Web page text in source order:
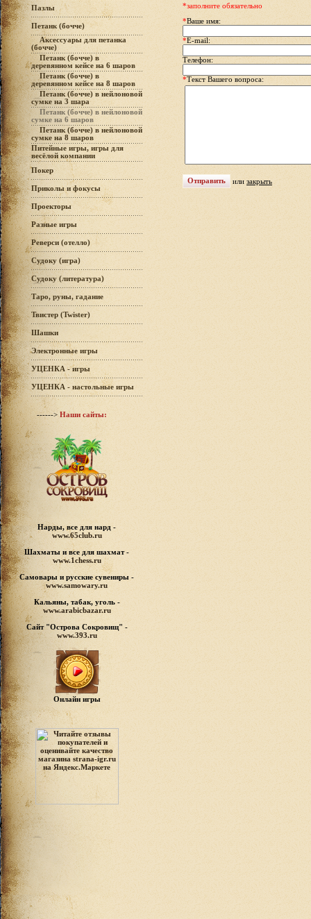
Пазлы
Петанк (бочче)
Аксессуары для петанка
(бочче)
Петанк (бочче) в
деревянном кейсе на 6 шаров
Петанк (бочче) в
деревянном кейсе на 8 шаров
Петанк (бочче) в нейлоновой
сумке на 3 шара
Петанк (бочче) в нейлоновой
сумке на 6 шаров
Петанк (бочче) в нейлоновой
сумке на 8 шаров
Питейные игры, игры для
весёлой компании
Покер
Приколы и фокусы
Проекторы
Разные игры
Реверси (отелло)
Судоку (игра)
Судоку (литература)
Таро, руны, гадание
Твистер (Twister)
Шашки
Электронные игры
УЦЕНКА - игры
УЦЕНКА - настольные игры
------> Наши сайты:
Нарды, все для нард -
www.65club.ru
Шахматы и все для шахмат -
www.1chess.ru
Самовары и русскиесувениры -
www.samowary.ru
Кальяны, табак, уголь -
www.arabicbazar.ru
Сайт "Острова Сокровищ" -
www.393.ru
Онлайн игры
*заполните обязательно
*Ваше имя:
*E-mail:
Телефон:
*Текст Вашего вопроса:
или закрыть